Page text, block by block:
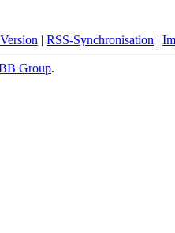
| RSS-Synchronisation |
Group.